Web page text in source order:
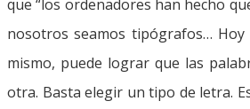
que “los ordenadores han hecho
nosotros seamos tipógrafos… Hoy
mismo, puede lograr que las
otra. Basta elegir un tipo de letra.